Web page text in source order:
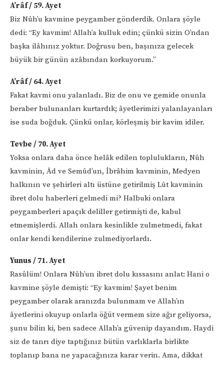
A’râf / 59. Ayet
Biz Nûh’u kavmine peygamber gönderdik. Onlara şöyle
dedi: “Ey kavmim! Allah’a kulluk edin; çünkü sizin O’ndan
başka ilâhınız yoktur. Doğrusu ben, başınıza gelecek
büyük bir günün azâbından korkuyorum.”
A’râf / 64. Ayet
Fakat kavmi onu yalanladı. Biz de onu ve gemide onunla
beraber bulunanları kurtardık; âyetlerimizi yalanlayanları
ise suda boğduk. Çünkü onlar, körleşmiş bir kavim idiler.
Tevbe / 70. Ayet
Yoksa onlara daha önce helâk edilen toplulukların, Nûh
kavminin, Âd ve Semûd’un, İbrâhim kavminin, Medyen
halkının ve şehirleri altı üstüne getirilmiş Lût kavminin
ibret dolu haberleri gelmedi mi? Halbuki onlara
peygamberleri apaçık deliller getirmişti de, kabul
etmemişlerdi. Allah onlara kesinlikle zulmetmedi, fakat
onlar kendi kendilerine zulmediyorlardı.
Yunus / 71. Ayet
Rasûlüm! Onlara Nûh’un ibret dolu kıssasını anlat: Hani o
kavmine şöyle demişti: “Ey kavmim! Şayet benim
peygamber olarak aranızda bulunmam ve Allah’ın
âyetlerini okuyup onlarla öğüt vermem size ağır geliyorsa,
şunu bilin ki, ben sadece Allah’a güvenip dayandım. Haydi
siz de tanrı diye taptığınız bütün varlıklarla birlikte
toplanıp bana ne yapacağınıza karar verin. Ama, dikkat